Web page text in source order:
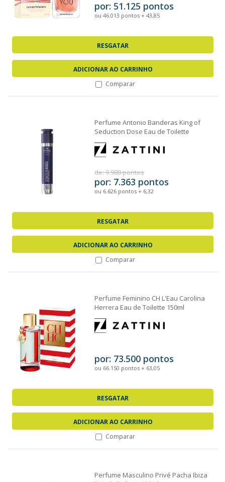
por: 51.125 pontos
ou 46.013 pontos + 43,85
RESGATAR
ADICIONAR AO CARRINHO
Comparar
Perfume Antonio Banderas King of
Seduction Dose Eau de Toilette
Masculino 30ml
de: 9.988 pontos
por: 7.363 pontos
ou 6.626 pontos + 6,32
RESGATAR
ADICIONAR AO CARRINHO
Comparar
Perfume Feminino CH L'Eau Carolina
Herrera Eau de Toilette 150ml
por: 73.500 pontos
ou 66.150 pontos + 63,05
RESGATAR
ADICIONAR AO CARRINHO
Comparar
Perfume Masculino Privé Pacha Ibiza